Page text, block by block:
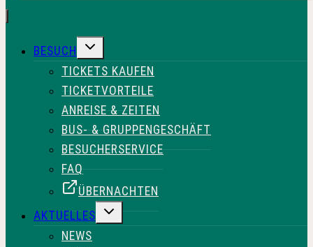
BESUCH
UNTERMENÜ
TICKETS KAUFEN
TICKETVORTEILE
ANREISE & ZEITEN
BUS- & GRUPPENGESCHÄFT
BESUCHERSERVICE
FAQ
ÜBERNACHTEN
AKTUELLES
UNTERMENÜ
NEWS